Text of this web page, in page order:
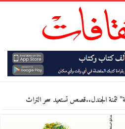
لثمنة الجندل..قصص تستعيد سحر التراث